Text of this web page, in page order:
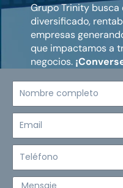
Grupo Trinity
diversificado,
empresas
que impactamos a
negocios.
Mensaje